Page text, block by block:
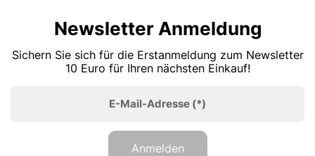
Newsletter Anmeldung
Sichern Sie sich für die Erstanmeldung zum Newsletter
10 Euro für Ihren nächsten Einkauf!
E-Mail-Adresse (*)
Anmelden